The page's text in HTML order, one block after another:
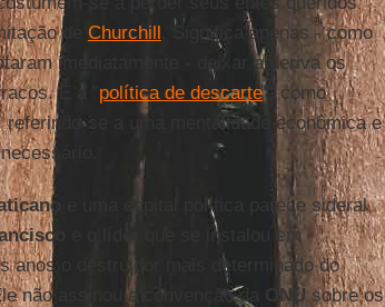
de Churchill . Significa apenas - como
imediatamente - deixar a deriva os
É a " política de descarte", como
se a uma mentalidade econômica e
e uma capital política parece sideral
e o líder que se instalou em
anos o destruidor mais determinado do
não assinou a convenção da ONUsobre os